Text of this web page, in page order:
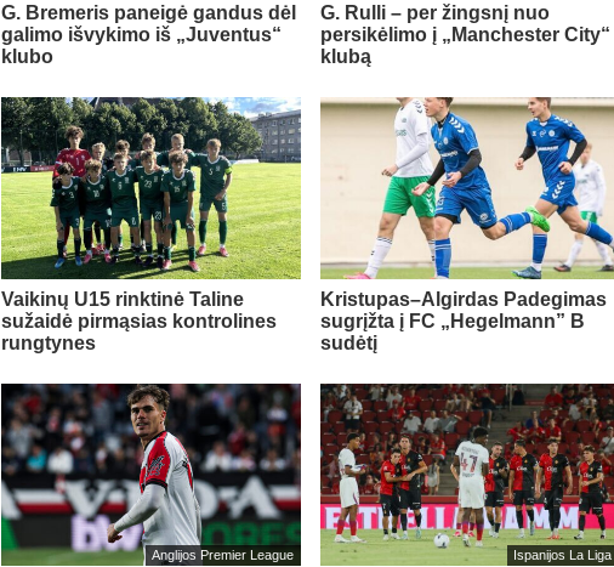
G. Bremeris paneigė gandus dėl
galimo išvykimo iš „Juventus“
klubo
G. Rulli – per žingsnį nuo
persikėlimo į „Manchester City“
klubą
Vaikinų U15 rinktinė Taline
sužaidė pirmąsias kontrolines
rungtynes
Kristupas–Algirdas Padegimas
sugrįžta į FC „Hegelmann” B
sudėtį
Anglijos Premier League Ispanijos La Liga